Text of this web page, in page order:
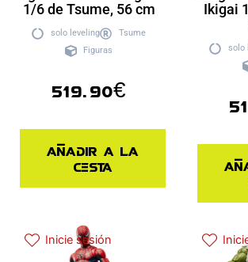
1/6 de Tsume, 56 cm
solo leveling
Tsume
Figuras
519.90€
Añadir a la
cesta
Ikigai
solo
Inicie sesión